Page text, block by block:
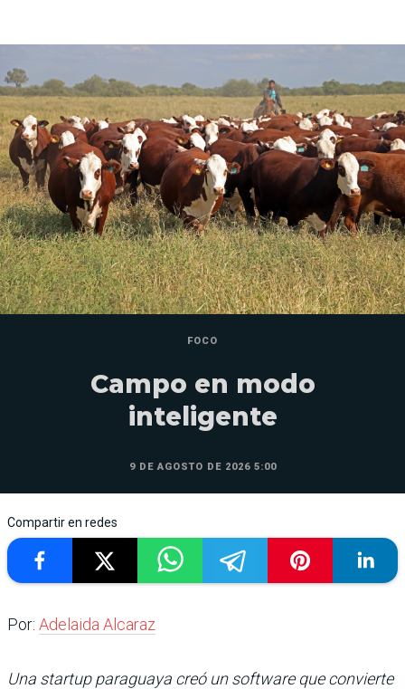
FOCO
Campo en modo
inteligente
9 DE AGOSTO DE 2026 5:00
Compartir en redes
Por: Adelaida Alcaraz
Una startup paraguaya creó un software que convierte